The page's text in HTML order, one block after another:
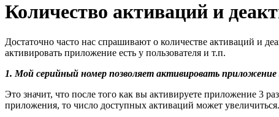
Количество активаций и
Достаточно часто нас спрашивают о количестве активаций и
активировать приложение есть у пользователя и т.п.
1. Мой серийный номер позволяет активировать
Это значит, что после того как вы активируете приложение 3
приложения, то число доступных активаций может увеличиться.